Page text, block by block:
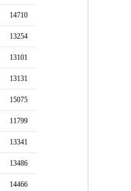
14710
13254
13101
13131
15075
11799
13341
13486
14466